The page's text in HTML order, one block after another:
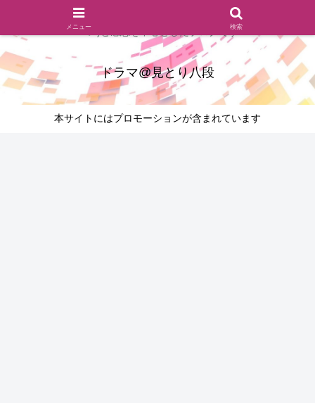
ドラマのシーンとセリフを切り取ったあらすじレビュー(復習ネタ
バレ)と感想を中心としたブログです
ドラマ@見とり八段
本サイトにはプロモーションが含まれています
メニュー 検索